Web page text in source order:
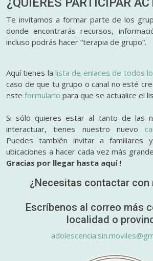
Te invitamos a formar parte de los
donde encontrarás recursos,
incluso podrás hacer “terapia de grupo”.
Aquí tienes lalista de enlaces de todos
caso de que tu grupo o canal no esté
este formulario para que se actualice el
Si sólo quieres estar al tanto de las
interactuar, tienes nuestro nuevo
Puedes también invitar a familiares
ubicaciones a hacer cada vez más
Gracias por llegar hasta aquí !
¿Necesitas contactar
Escríbenos al correo más
localidad o